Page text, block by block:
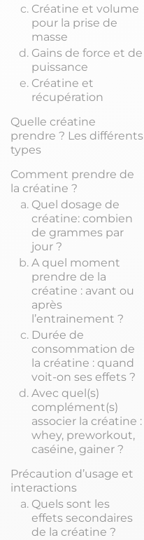
Créatine et volume
pour la prise de
masse
Gains de force et de
puissance
Créatine et
récupération
Quelle créatine
prendre ? Les différents
types
Comment prendre de
la créatine ?
Quel dosage de
créatine: combien
de grammes par
jour ?
A quel moment
prendre de la
créatine : avant ou
après
l’entrainement ?
Durée de
consommation de
la créatine : quand
voit-on ses effets ?
Avec quel(s)
complément(s)
associer la créatine :
whey, preworkout,
caséine, gainer ?
Précaution d’usage et
interactions
Quels sont les
effets secondaires
de la créatine ?